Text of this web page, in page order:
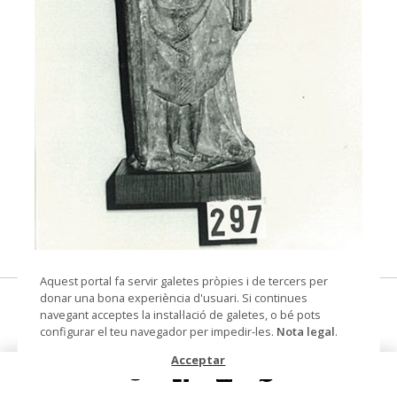
© Arxiu Fotogràfic del Consorci del Patrimoni de
Sitges
Bisbe
figura
Aquest portal fa servir galetes pròpies i de tercers per
donar una bona experiència d'usuari. Si continues
navegant acceptes la instal·lació de galetes, o bé pots
configurar el teu navegador per impedir-les. Nota legal.
Acceptar